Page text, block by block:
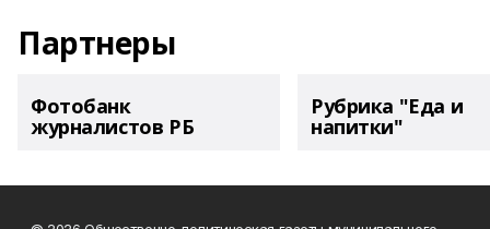
Партнеры
Фотобанк
журналистов РБ
Рубрика "Еда и
напитки"